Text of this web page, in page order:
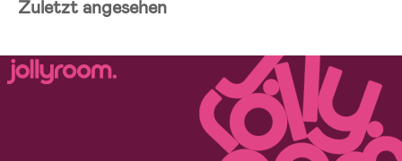
Zuletzt angesehen